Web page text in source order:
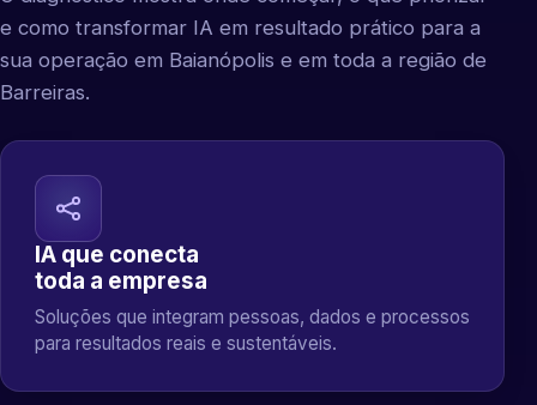
e como transformar IA em resultado prático para a
sua operação em Baianópolis e em toda a região de
Barreiras.
IA que conecta
toda a empresa
Soluções que integram pessoas, dados e processos
para resultados reais e sustentáveis.